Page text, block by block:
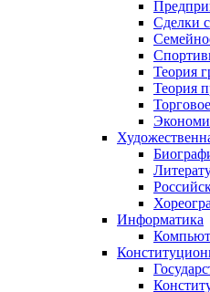
Сделки
Теория
Теория
Информатика